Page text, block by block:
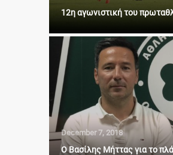
12η αγωνιστική του
December 7, 2018
Ο Βασίλης Μήττας για το